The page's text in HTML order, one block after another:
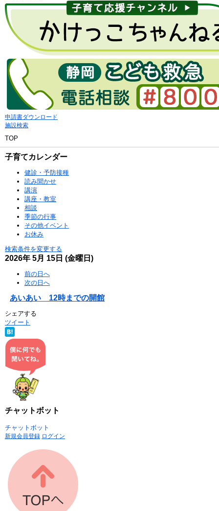
申請書ダウンロード
施設検索
TOP
子育てカレンダー
健診・予防接種
読み聞かせ
講演
講座・教室
相談
季節の行事
その他イベント
お休み
検索条件を変更する
2026年 5月 15日 (金曜日)
前の日へ
次の日へ
あいあい 12時までの開館
シェアする
ツイート
チャットボット
チャットボット
新規会員登録 ログイン